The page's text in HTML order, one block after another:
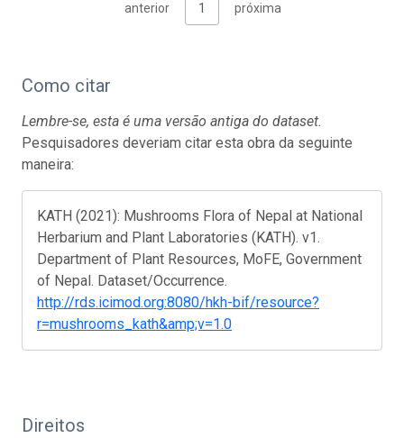
anterior 1 próxima
Como citar
Lembre-se, esta é uma versão antiga do dataset.
Pesquisadores deveriam citar esta obra da seguinte
maneira:
KATH (2021): Mushrooms Flora of Nepal at National
Herbarium and Plant Laboratories (KATH). v1.
Department of Plant Resources, MoFE, Government
of Nepal. Dataset/Occurrence.
http://rds.icimod.org:8080/hkh-bif/resource?
r=mushrooms_kath&amp;v=1.0
Direitos